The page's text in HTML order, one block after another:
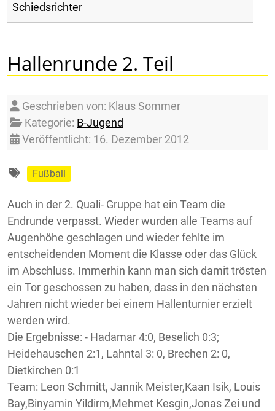
Schiedsrichter
Hallenrunde 2. Teil
Details
Geschrieben von: Klaus Sommer
Kategorie: B-Jugend
Veröffentlicht: 16. Dezember 2012
Fußball
Auch in der 2. Quali- Gruppe hat ein Team die
Endrunde verpasst. Wieder wurden alle Teams auf
Augenhöhe geschlagen und wieder fehlte im
entscheidenden Moment die Klasse oder das Glück
im Abschluss. Immerhin kann man sich damit trösten
ein Tor geschossen zu haben, dass in den nächsten
Jahren nicht wieder bei einem Hallenturnier erzielt
werden wird.
Die Ergebnisse: - Hadamar 4:0, Beselich 0:3;
Heidehauschen 2:1, Lahntal 3: 0, Brechen 2: 0,
Dietkirchen 0:1
Team: Leon Schmitt, Jannik Meister,Kaan Isik, Louis
Bay,Binyamin Yildirm,Mehmet Kesgin,Jonas Zei und